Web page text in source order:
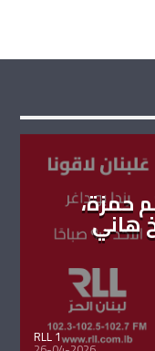
حمزة،
هاني
RLL 1